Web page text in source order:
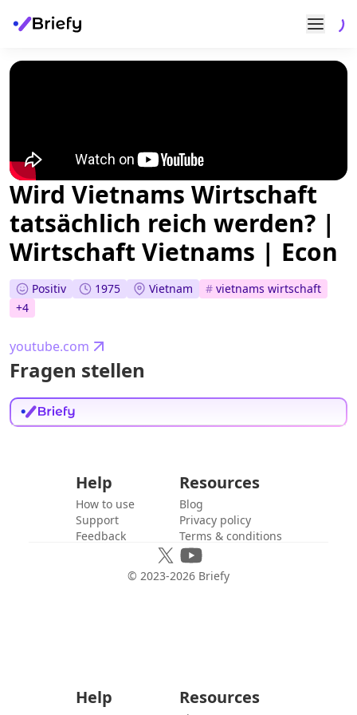
Wird Vietnams Wirtschaft
tatsächlich reich werden? |
Wirtschaft Vietnams | Econ
Positiv 1975 Vietnam # vietnams wirtschaft
+4
youtube.com
Fragen stellen
Help
How to use
Support
Feedback
Resources
Blog
Privacy policy
Terms & conditions
© 2023-2026 Briefy
Help Resources